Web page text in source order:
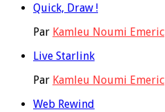
Quick, Draw !
Par Kamleu Noumi Emeric
Live Starlink
Par Kamleu Noumi Emeric
Web Rewind